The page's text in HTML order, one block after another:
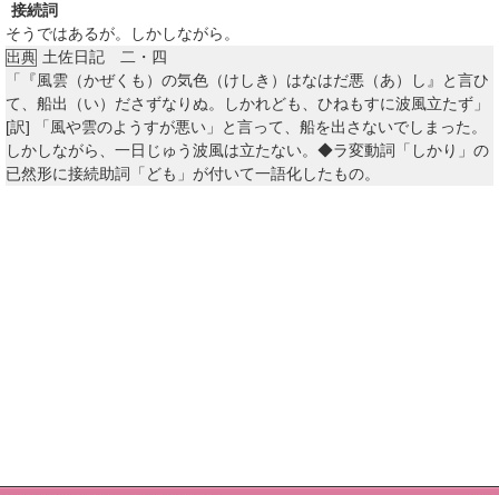
接続詞
そうではあるが。しかしながら。
出典 土佐日記 二・四
「『風雲（かぜくも）の気色（けしき）はなはだ悪（あ）し』と言ひ
て、船出（い）ださずなりぬ。しかれども、ひねもすに波風立たず」
[訳] 「風や雲のようすが悪い」と言って、船を出さないでしまった。
しかしながら、一日じゅう波風は立たない。◆ラ変動詞「しかり」の
已然形に接続助詞「ども」が付いて一語化したもの。